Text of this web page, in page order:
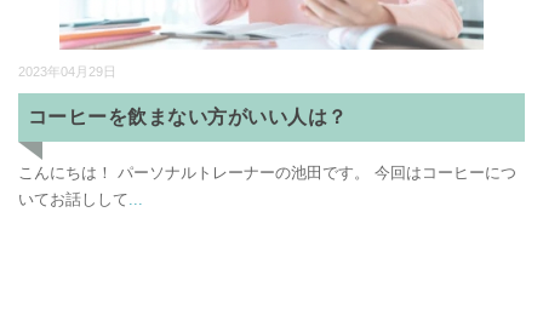
2023年04月29日
コーヒーを飲まない方がいい人は？
こんにちは！ パーソナルトレーナーの池田です。 今回はコーヒーにつ
いてお話しして...